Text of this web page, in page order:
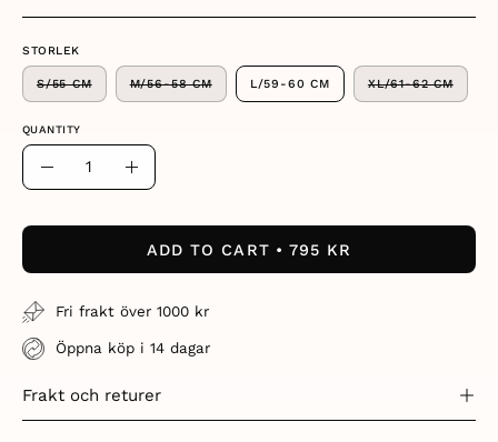
STORLEK
S/55 CM M/56-58 CM L/59-60 CM XL/61-62 CM
QUANTITY
Quantity
Decrease Increase
ADD TO CART 795 KR
Fri frakt över 1000 kr
Öppna köp i 14 dagar
Frakt och returer